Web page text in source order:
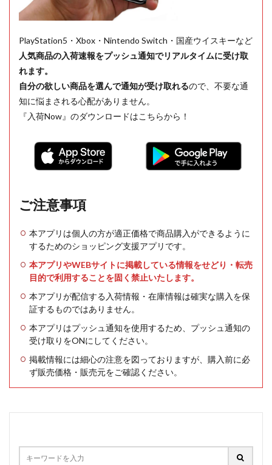
PlayStation5・Xbox・Nintendo Switch・国産ウイスキーなど
人気商品の入荷速報をプッシュ通知でリアルタイムに受け取
れます。
自分の欲しい商品を選んで通知が受け取れるので、不要な通
知に悩まされる心配がありません。
『入荷Now』のダウンロードはこちらから！
ご注意事項
本アプリは個人の方が適正価格で商品購入ができるように
するためのショッピング支援アプリです。
本アプリやWEBサイトに掲載している情報をせどり・転売
目的で利用することを固く禁止いたします。
本アプリが配信する入荷情報・在庫情報は確実な購入を保
証するものではありません。
本アプリはプッシュ通知を使用するため、プッシュ通知の
受け取りをONにしてください。
掲載情報には細心の注意を図っておりますが、購入前に必
ず販売価格・販売元をご確認ください。